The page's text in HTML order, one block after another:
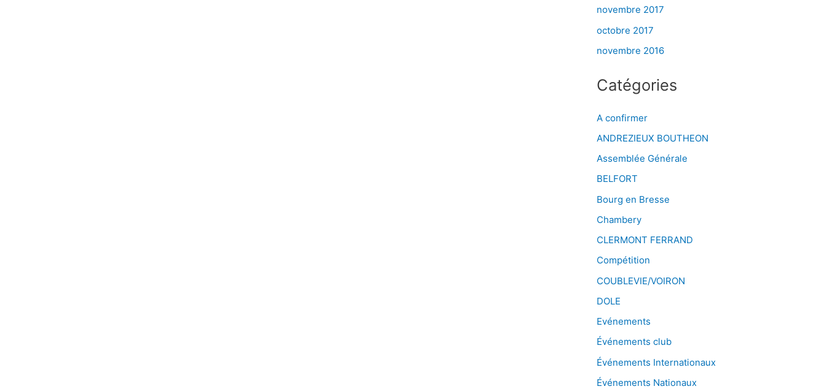
novembre 2017
octobre 2017
novembre 2016
Catégories
A confirmer
ANDREZIEUX BOUTHEON
Assemblée Générale
BELFORT
Bourg en Bresse
Chambery
CLERMONT FERRAND
Compétition
COUBLEVIE/VOIRON
DOLE
Evénements
Événements club
Événements Internationaux
Événements Nationaux